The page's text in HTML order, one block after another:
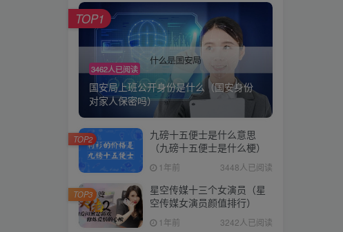
3462人已阅读
国安局上班公开身份是什么（国安身份
对家人保密吗）
TOP1
九磅十五便士是什么意思
（九磅十五便士是什么梗）
1年前 3448人已阅读
TOP2
星空传媒十三个女演员（星
空传媒女演员颜值排行）
1年前 3242人已阅读
TOP3